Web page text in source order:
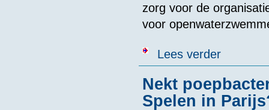
zorg voor de
voor
Lees verderover
Nekt
Spelen in